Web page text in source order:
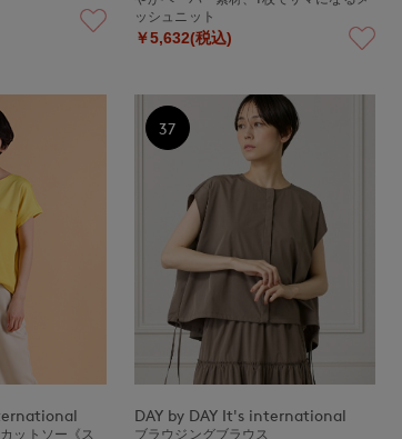
ッシュニット
￥5,632(税込)
ットソー《ス
DAY by DAY It's international
ブラウジングブラウス
37